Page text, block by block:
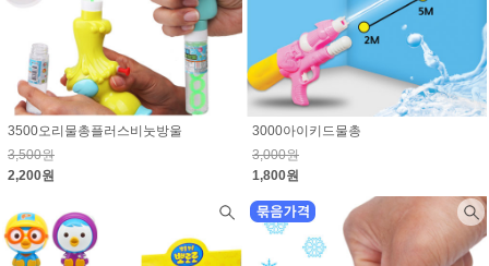
3500오리물총플러스비눗방울
3,500원
2,200원
3000아이키드물총
3,000원
1,800원